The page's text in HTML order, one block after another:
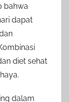
bahwa
dapat
diet sehat
dalam